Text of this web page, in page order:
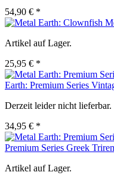
54,90 € *
Artikel auf Lager.
25,95 € *
Earth: Premium Series
Derzeit leider nicht lieferbar.
34,95 € *
Premium Series Greek
Artikel auf Lager.